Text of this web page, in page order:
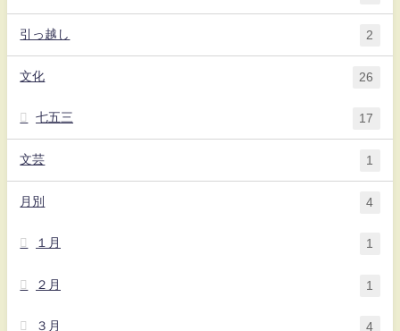
引っ越し 2
文化 26
七五三 17
文芸 1
月別 4
１月 1
２月 1
３月 4